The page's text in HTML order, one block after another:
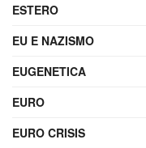
ESTERO
EU E NAZISMO
EUGENETICA
EURO
EURO CRISIS